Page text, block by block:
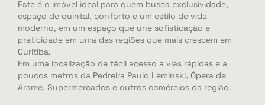
Este é o imóvel ideal para quem busca exclusividade,
espaço de quintal, conforto e um estilo de vida
moderno, em um espaço que une sofisticação e
praticidade em uma das regiões que mais crescem em
Curitiba.
Em uma localização de fácil acesso a vias rápidas e a
poucos metros da Pedreira Paulo Leminski, Ópera de
Arame, Supermercados e outros comércios da região.